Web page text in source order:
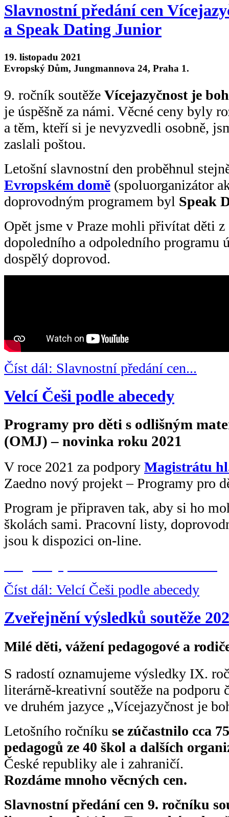
Slavnostní předání cen
a Speak Dating Junior
19. listopadu 2021
Evropský Dům, Jungmannova 24, Praha 1.
9. ročník soutěže Vícejazyčnost je
je úspěšně za námi. Věcné ceny byly
a těm, kteří si je nevyzvedli osobně,
zaslali poštou.
Letošní slavnostní den proběhnul
Evropském domě (spoluorganizátor
doprovodným programem byl Speak
Opět jsme v Praze mohli přivítat děti
dopoledního a odpoledního programu
dospělý doprovod.
Číst dál: Slavnostní předání cen...
Velcí Češi podle abecedy
Programy pro děti s odlišným
(OMJ) – novinka roku 2021
V roce 2021 za podpory Magistrátu
Zaedno nový projekt – Programy pro
Program je připraven tak, aby si ho
školách sami. Pracovní listy,
jsou k dispozici on-line.
Číst dál: Velcí Češi podle abecedy
Zveřejnění výsledků soutěže
Milé děti, vážení pedagogové a
S radostí oznamujeme výsledky IX.
literárně-kreativní soutěže na podporu
ve druhém jazyce „Vícejazyčnost je
Letošního ročníku se zúčastnilo cca
pedagogů ze 40 škol a dalších
České republiky ale i zahraničí.
Rozdáme mnoho věcných cen.
Slavnostní předání cen 9. ročníku